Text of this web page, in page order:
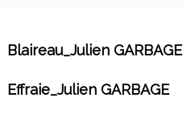
Blaireau_Julien GARBAGE
Effraie_Julien GARBAGE